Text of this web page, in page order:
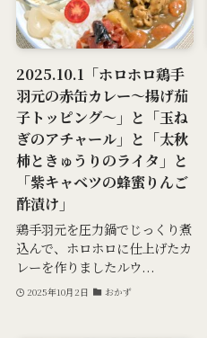
2025.10.1「ホロホロ鶏手
羽元の赤缶カレー～揚げ茄
子トッピング～」と「玉ね
ぎのアチャール」と「太秋
柿ときゅうりのライタ」と
「紫キャベツの蜂蜜りんご
酢漬け」
鶏手羽元を圧力鍋でじっくり煮
込んで、ホロホロに仕上げたカ
レーを作りましたルウ...
2025年10月2日 おかず